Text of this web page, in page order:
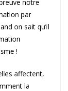
notre
par
on sait qu’il
!
affectent,
la